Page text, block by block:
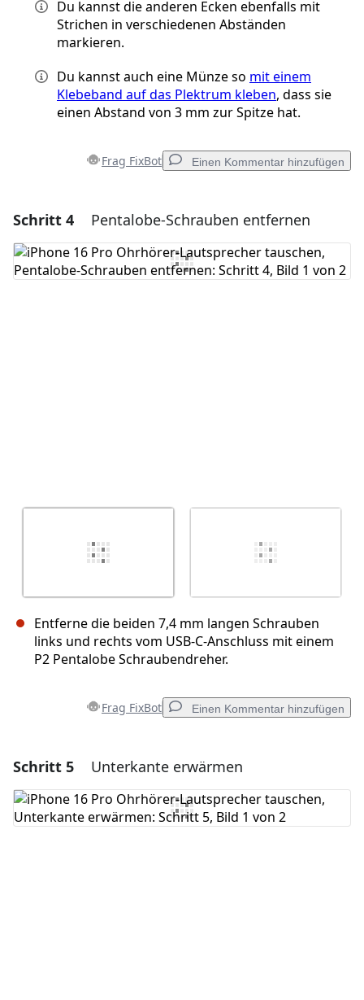
Du kannst die anderen Ecken ebenfalls mit
Strichen in verschiedenen Abständen
markieren.
Du kannst auch eine Münze so mit einem
Klebeband auf das Plektrum kleben, dass sie
einen Abstand von 3 mm zur Spitze hat.
Frag FixBot Einen Kommentar hinzufügen
Einen Kommentar hinzufügen
Kommentar hinzufügen
Schritt 4 Pentalobe-Schrauben entfernen
Entferne die beiden 7,4 mm langen Schrauben
links und rechts vom USB-C-Anschluss mit einem
P2 Pentalobe Schraubendreher.
Frag FixBot Einen Kommentar hinzufügen
Einen Kommentar hinzufügen
Kommentar hinzufügen
Schritt 5 Unterkante erwärmen